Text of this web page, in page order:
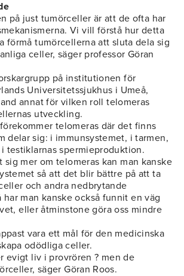
på just tumörceller är att de ofta har
Vi vill förstå hur detta
förmå tumörcellerna att sluta dela sig
celler, säger professor Göran
på institutionen för
Universitetssjukhus i Umeå,
annat för vilken roll telomeras
utveckling.
telomeras där det finns
delar sig: i immunsystemet, i tarmen,
i testiklarnas spermieproduktion.
sig mer om telomeras kan man kanske
så att det blir bättre på att ta
och andra nedbrytande
har man kanske också funnit en väg
eller åtminstone göra oss mindre
vara ett mål för den medicinska
odödliga celler.
evigt liv i provrören ? men de
säger Göran Roos.